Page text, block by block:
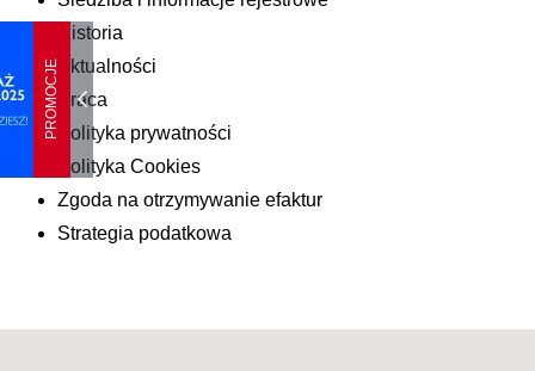
PROMOCJE
Historia
Aktualności
Praca
Polityka prywatności
Polityka Cookies
Zgoda na otrzymywanie efaktur
Strategia podatkowa